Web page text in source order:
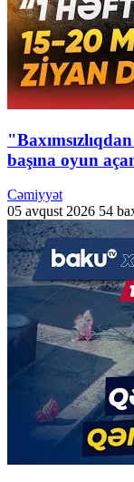
başına oyun
Cəmiyyət
05 avqust 2026 54